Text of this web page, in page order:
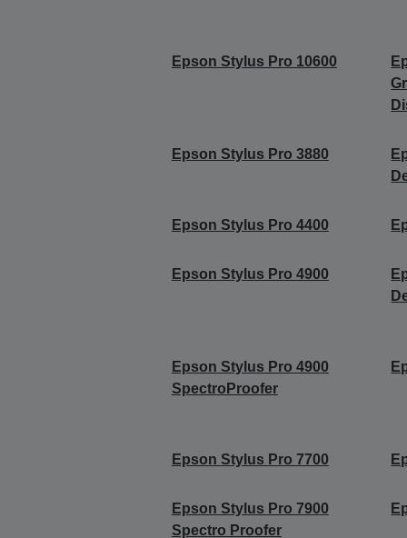
Epson Stylus Pro 10600
Epson Stylus Pro 3880
Epson Stylus Pro 4400
Epson Stylus Pro 4900
Epson Stylus Pro 4900
SpectroProofer
Epson Stylus Pro 7700
Epson Stylus Pro 7900
Spectro Proofer